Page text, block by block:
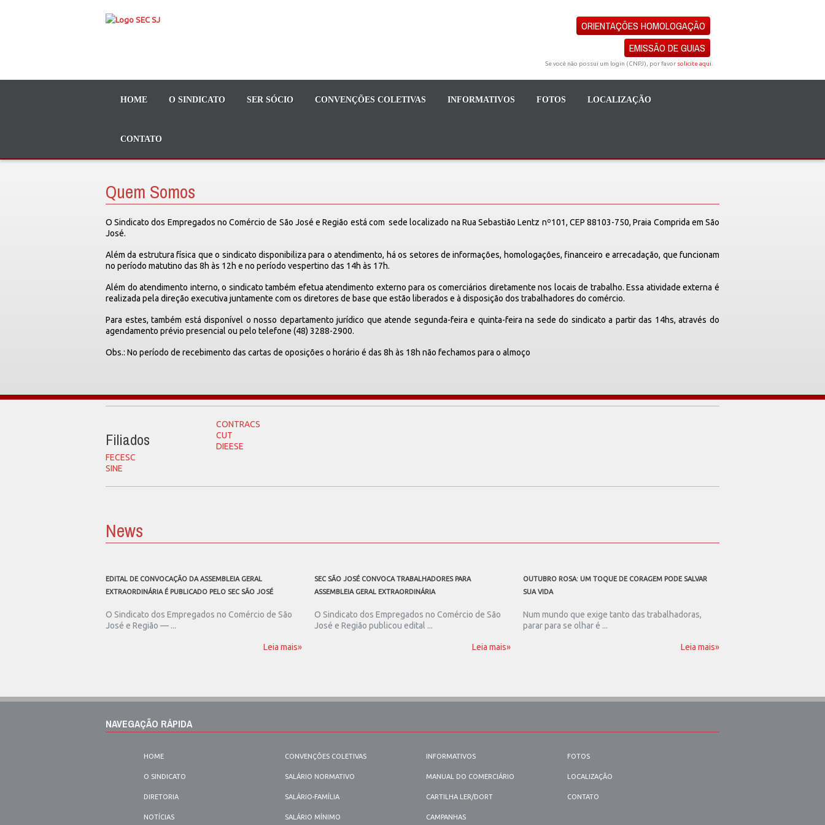
ORIENTAÇÕES HOMOLOGAÇÃO
EMISSÃO DE GUIAS
Se você não possui um login (CNPJ), por favor solicite aqui
HOME O SINDICATO SER SÓCIO CONVENÇÕES COLETIVAS INFORMATIVOS FOTOS LOCALIZAÇÃO
CONTATO
Quem Somos
O Sindicato dos Empregados no Comércio de São José e Região está com sede localizado na Rua Sebastião Lentz nº101, CEP 88103-750, Praia Comprida em São
José.
Além da estrutura física que o sindicato disponibiliza para o atendimento, há os setores de informações, homologações, financeiro e arrecadação, que funcionam
no período matutino das 8h às 12h e no período vespertino das 14h às 17h.
Além do atendimento interno, o sindicato também efetua atendimento externo para os comerciários diretamente nos locais de trabalho. Essa atividade externa é
realizada pela direção executiva juntamente com os diretores de base que estão liberados e à disposição dos trabalhadores do comércio.
Para estes, também está disponível o nosso departamento jurídico que atende segunda-feira e quinta-feira na sede do sindicato a partir das 14hs, através do
agendamento prévio presencial ou pelo telefone (48) 3288-2900.
Obs.: No período de recebimento das cartas de oposições o horário é das 8h às 18h não fechamos para o almoço
Filiados
CONTRACS
CUT
DIEESE
FECESC
SINE
News
EDITAL DE CONVOCAÇÃO DA ASSEMBLEIA GERAL
EXTRAORDINÁRIA É PUBLICADO PELO SEC SÃO JOSÉ
O Sindicato dos Empregados no Comércio de São
José e Região — ...
Leia mais»
SEC SÃO JOSÉ CONVOCA TRABALHADORES PARA
ASSEMBLEIA GERAL EXTRAORDINÁRIA
O Sindicato dos Empregados no Comércio de São
José e Região publicou edital ...
Leia mais»
OUTUBRO ROSA: UM TOQUE DE CORAGEM PODE SALVAR
SUA VIDA
Num mundo que exige tanto das trabalhadoras,
parar para se olhar é ...
Leia mais»
NAVEGAÇÃO RÁPIDA
HOME
O SINDICATO
DIRETORIA
NOTÍCIAS
CONVENÇÕES COLETIVAS
SALÁRIO NORMATIVO
SALÁRIO-FAMÍLIA
SALÁRIO MÍNIMO
INFORMATIVOS
MANUAL DO COMERCIÁRIO
CARTILHA LER/DORT
CAMPANHAS
FOTOS
LOCALIZAÇÃO
CONTATO